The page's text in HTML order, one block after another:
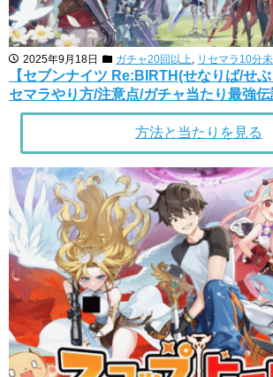
2025年9月18日 ガチャ20回以上, リセマラ10分
【セブンナイツ Re:BIRTH(せなりば/せ
セマラやり方/注意点/ガチャ当たり最強伝
方法と当たりを見る